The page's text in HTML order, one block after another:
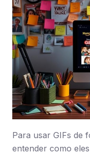
Para usar GIFs de
entender como